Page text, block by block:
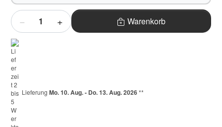
Menge
Warenkorb
Lieferung Mo. 10. Aug. - Do. 13. Aug. 2026**